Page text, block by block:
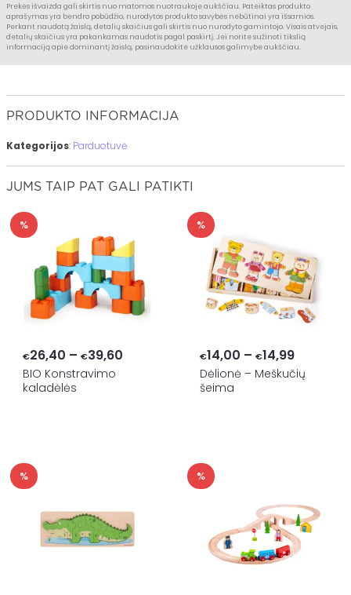
Prekės išvaizda gali skirtis nuo matomos nuotraukoje aukščiau. Pateiktas produkto
aprašymas yra bendro pobūdžio, nurodytos produkto savybės nebūtinai yra išsamios.
Perkant naudotą žaislą, detalių skaičius gali skirtis nuo nurodyto gamintojo. Visais atvejais,
detalių skaičius yra pakankamas naudotis pagal paskirtį. Jei norite sužinoti tikslią
informaciją apie dominantį žaislą, pasinaudokite užklausos galimybe aukščiau.
PRODUKTO INFORMACIJA
Kategorijos: Parduotuvė
JUMS TAIP PAT GALI PATIKTI
%
€26,40 – €39,60Price
BIO Konstravimo
kaladėlės
%
€14,00 – €14,99Price
range:
Dėlionė – Meškučių
šeima
% %